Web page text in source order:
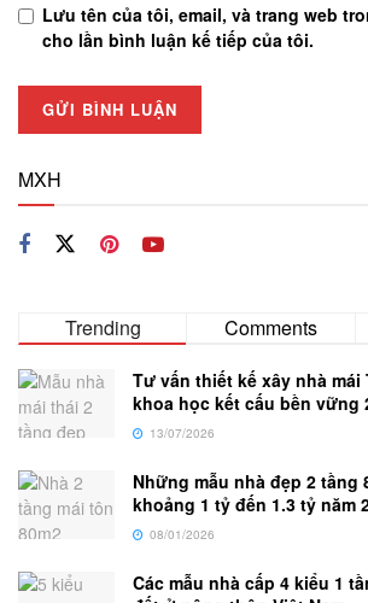
Lưu tên của tôi, email, và trang web
cho lần bình luận kế tiếp của tôi.
MXH
Trending Comments
Tư vấn thiết kế xây nhà mái
khoa học kết cấu bền vững
13/07/2026
Những mẫu nhà đẹp 2 tầng
khoảng 1 tỷ đến 1.3 tỷ năm
08/01/2026
Các mẫu nhà cấp 4 kiểu 1